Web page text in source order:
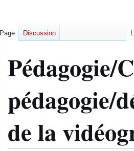
Pédagogie/
pédagogie/
de la
Page Discussion